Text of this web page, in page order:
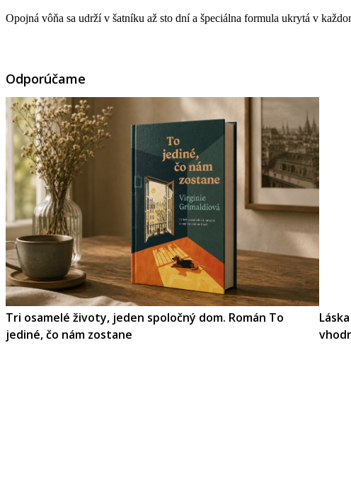
Opojná vôňa sa udrží v šatníku až sto dní a špeciálna formula ukrytá v
Odporúčame
Tri osamelé životy, jeden spoločný dom. Román To
jediné, čo nám zostane